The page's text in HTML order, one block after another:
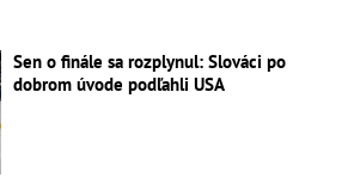
Sen o finále sa rozplynul: Slováci po
dobrom úvode podľahli USA